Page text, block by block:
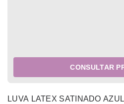
CONSULTAR
LUVA LATEX SATINADO